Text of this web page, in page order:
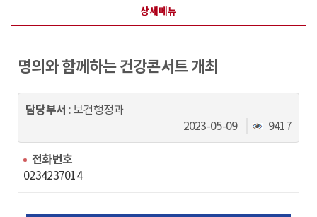
메
인
이
동
상세메뉴
명의와 함께하는 건강콘서트 개최
담당부서 : 보건행정과
2023-05-09
조
회
9417
전화번호
0234237014